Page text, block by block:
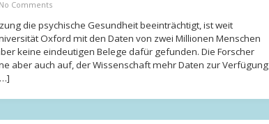
No Comments
die psychische Gesundheit beeinträchtigt, ist weit
Oxford mit den Daten von zwei Millionen Menschen
keine eindeutigen Belege dafür gefunden. Die Forscher
aber auch auf, der Wissenschaft mehr Daten zur Verfügung